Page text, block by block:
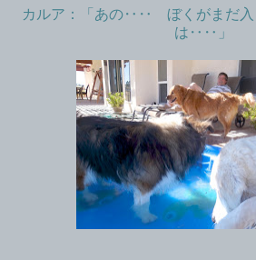
カルア：「あの‥‥ ぼくがまだ入
は‥‥」